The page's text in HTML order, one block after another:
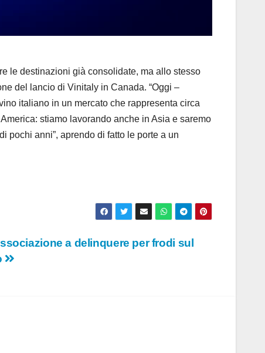
le destinazioni già consolidate, ma allo stesso
del lancio di Vinitaly in Canada. “Oggi –
italiano in un mercato che rappresenta circa
stiamo lavorando anche in Asia e saremo
pochi anni”, aprendo di fatto le porte a un
a delinquere per frodi sul